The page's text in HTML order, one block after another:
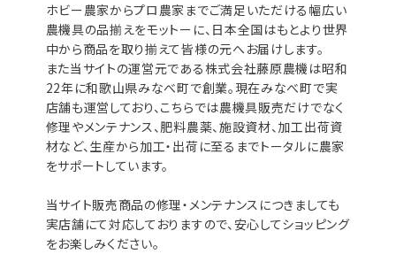
ホビー農家からプロ農家までご満足いただける幅広い
農機具の品揃えをモットーに、日本全国はもとより世界
中から商品を取り揃えて皆様の元へお届けします。
また当サイトの運営元である株式会社藤原農機は昭和
22年に和歌山県みなべ町で創業。現在みなべ町で実
店舗も運営しており、こちらでは農機具販売だけでなく
修理やメンテナンス、肥料農薬、施設資材、加工出荷資
材など、生産から加工・出荷に至るまでトータルに農家
をサポートしています。
当サイト販売商品の修理・メンテナンスにつきましても
実店舗にて対応しておりますので、安心してショッピング
をお楽しみください。